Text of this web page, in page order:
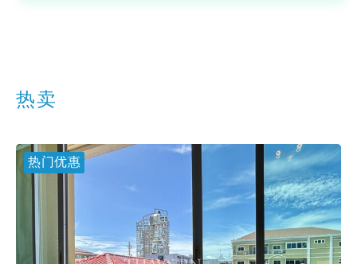
热卖
热门优惠